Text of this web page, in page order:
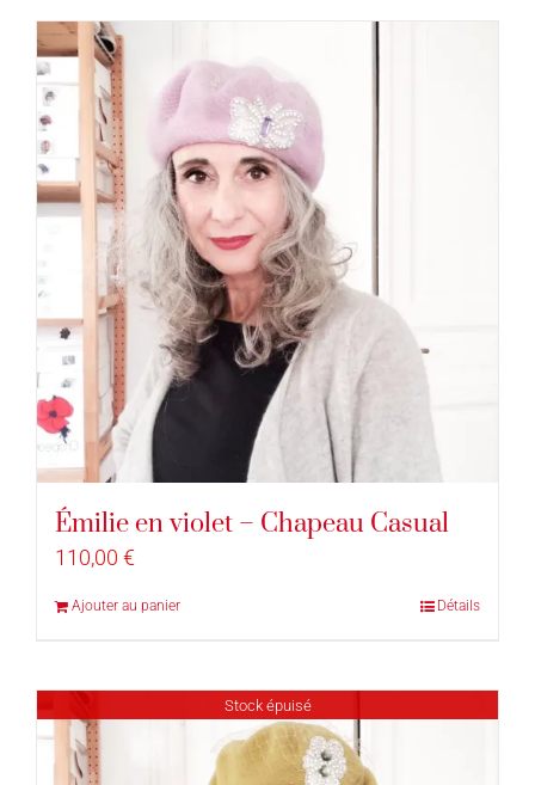
Émilie en violet – Chapeau Casual
110,00 €
Ajouter au panier Détails
Stock épuisé